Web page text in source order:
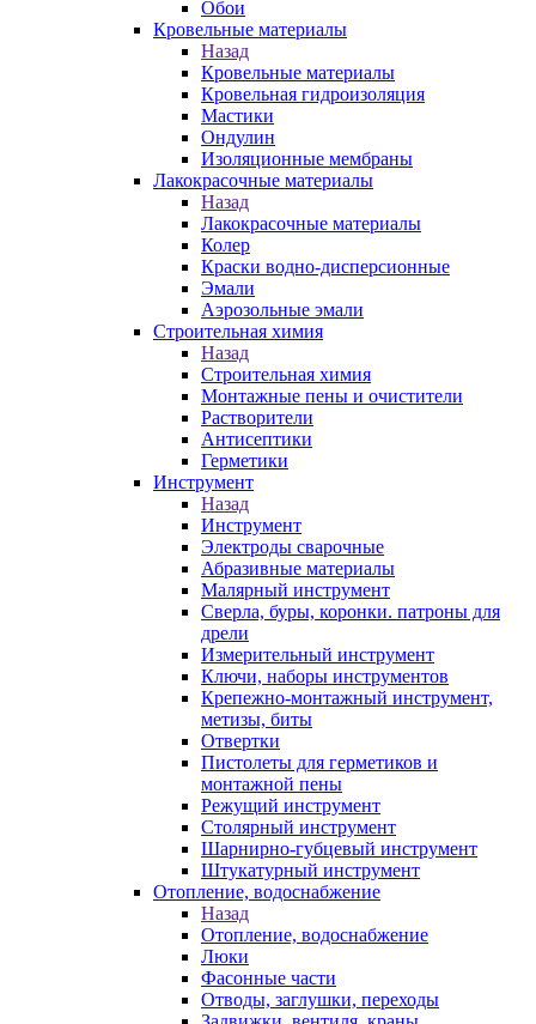
Обои
Кровельные материалы
Назад
Кровельные материалы
Кровельная гидроизоляция
Мастики
Ондулин
Изоляционные мембраны
Лакокрасочные материалы
Назад
Лакокрасочные материалы
Колер
Краски водно-дисперсионные
Эмали
Аэрозольные эмали
Строительная химия
Назад
Строительная химия
Монтажные пены и очистители
Растворители
Антисептики
Герметики
Инструмент
Назад
Инструмент
Электроды сварочные
Абразивные материалы
Малярный инструмент
Сверла, буры, коронки. патроны для
дрели
Измерительный инструмент
Ключи, наборы инструментов
Крепежно-монтажный инструмент,
метизы, биты
Отвертки
Пистолеты для герметиков и
монтажной пены
Режущий инструмент
Столярный инструмент
Шарнирно-губцевый инструмент
Штукатурный инструмент
Отопление, водоснабжение
Назад
Отопление, водоснабжение
Люки
Фасонные части
Отводы, заглушки, переходы